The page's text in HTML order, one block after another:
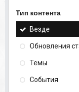
Тип контента
Везде
Обновления
Темы
События